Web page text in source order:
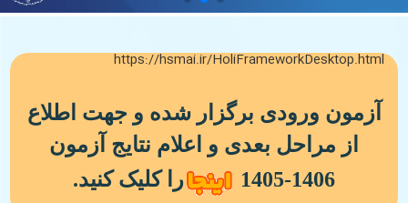
https://hsmai.ir/HoliFrameworkDesktop.html
آزمون ورودی برگزار شده و جهت اطلاع
از مراحل بعدی و اعلام نتایج آزمون
1406-1405
را کلیک کنید.